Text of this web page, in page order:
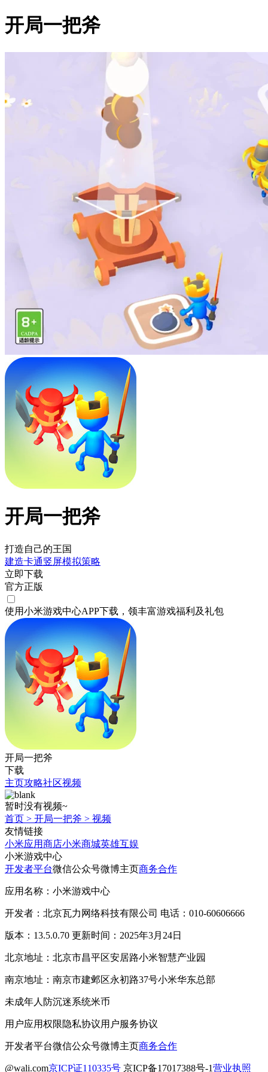
开局一把斧
开局一把斧
打造自己的王国
建造卡通竖屏模拟策略
立即下载
官方正版
使用小米游戏中心APP下载 ，领丰富游戏福利 及礼包
开局一把斧
下载
主页攻略社区视频
暂时没有视频~
首页 > 开局一把斧 > 视频
友情链接
小米应用商店小米商城英雄互娱
小米游戏中心
开发者平台微信公众号微博主页商务合作
应用名称：小米游戏中心
开发者：北京瓦力网络科技有限公司 电话：010-60606666
版本：13.5.0.70 更新时间：2025年3月24日
北京地址：北京市昌平区安居路小米智慧产业园
南京地址：南京市建邺区永初路37号小米华东总部
未成年人防沉迷系统米币
用户应用权限隐私协议用户服务协议
开发者平台微信公众号微博主页商务合作
@wali.com京ICP证110335号 京ICP备17017388号-1营业执照